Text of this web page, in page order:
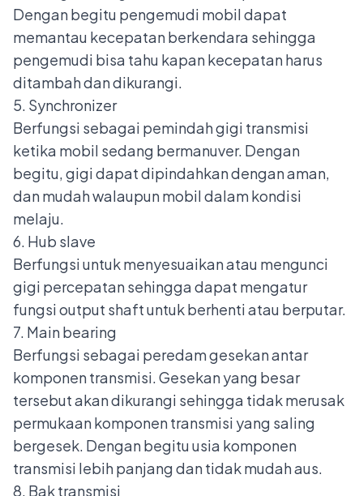
Dengan begitu pengemudi mobil dapat
memantau kecepatan berkendara sehingga
pengemudi bisa tahu kapan kecepatan harus
ditambah dan dikurangi.
5. Synchronizer
Berfungsi sebagai pemindah gigi transmisi
ketika mobil sedang bermanuver. Dengan
begitu, gigi dapat dipindahkan dengan aman,
dan mudah walaupun mobil dalam kondisi
melaju.
6. Hub slave
Berfungsi untuk menyesuaikan atau mengunci
gigi percepatan sehingga dapat mengatur
fungsi output shaft untuk berhenti atau berputar.
7. Main bearing
Berfungsi sebagai peredam gesekan antar
komponen transmisi. Gesekan yang besar
tersebut akan dikurangi sehingga tidak merusak
permukaan komponen transmisi yang saling
bergesek. Dengan begitu usia komponen
transmisi lebih panjang dan tidak mudah aus.
8. Bak transmisi